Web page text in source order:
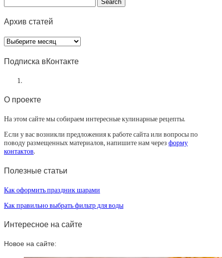
Архив статей
Архив
статей
Подписка вКонтакте
О проекте
На этом сайте мы собираем интересные кулинарные рецепты.
Если у вас возникли предложения к работе сайта или вопросы по
поводу размещенных материалов, напишите нам через форму
контактов.
Полезные статьи
Как оформить праздник шарами
Как правильно выбрать фильтр для воды
Интересное на сайте
Новое на сайте: